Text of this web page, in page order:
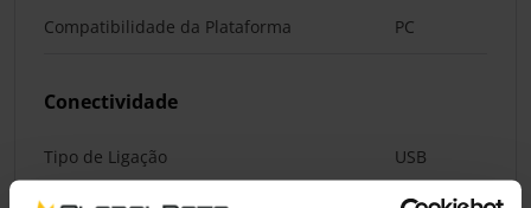
Compatibilidade da Plataforma PC
Conectividade
Tipo de Ligação USB